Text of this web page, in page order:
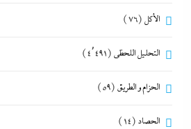
الأكل (76)
التحليل اللحظي (4٬491)
الحزام و الطريق (59)
الحصاد (14)